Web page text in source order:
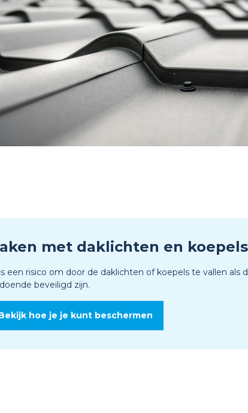
met daklichten en koepels
een risico om door de daklichten of koepels te vallen als
beveiligd zijn.
hoe je je kunt beschermen